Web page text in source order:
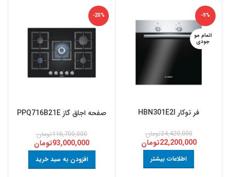
-9%
اتمام مو
جودی
فر توکار HBN301E2I
24,420,000تومان
22,200,000تومان
اطلاعات بیشتر
-20%
صفحه اجاق گاز PPQ716B21E
116,700,000تومان
93,000,000تومان
افزودن به سبد خرید